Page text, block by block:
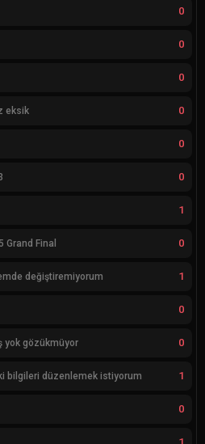
0
0
0
eksik 0
0
0
1
Final 0
değiştiremiyorum 1
0
yok gözükmüyor 0
bilgileri düzenlemek istiyorum 1
0